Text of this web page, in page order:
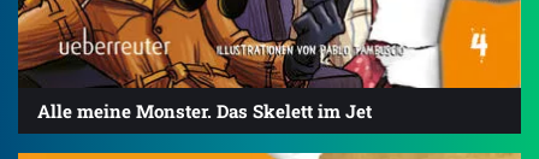
Alle meine Monster. Das Skelett im Jet